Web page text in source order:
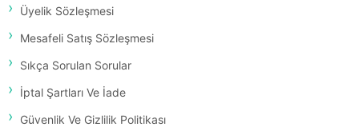
Üyelik Sözleşmesi
Mesafeli Satış Sözleşmesi
Sıkça Sorulan Sorular
İptal Şartları Ve İade
Güvenlik Ve Gizlilik Politikası